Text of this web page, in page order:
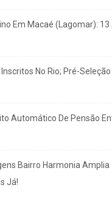
Em Macaé (Lagomar): 13
No Rio; Pré-Seleção
Automático De Pensão
Bairro Harmonia Amplia
Já!